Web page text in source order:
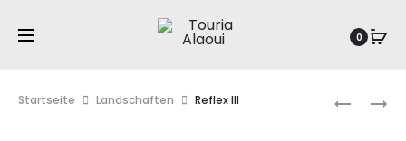
0
REFLEX
Startseite Landschaften Reflex III